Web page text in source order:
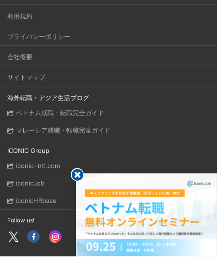
利用規約
プライバシーポリシー
会社概要
サイトマップ
海外転職・アジア生活ブログ
ベトナム就職・転職完全ガイド
マレーシア就職・転職完全ガイド
ICONIC Group
iconic-intl.com
iconicJob
iconicHRbase
Follow us!